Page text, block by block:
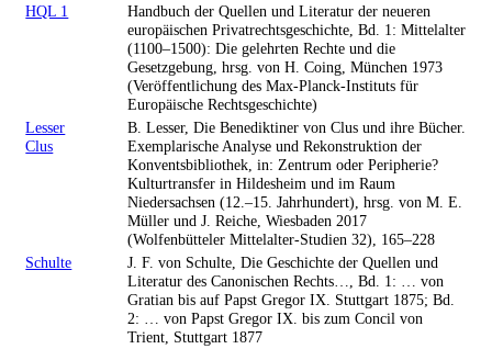
HQL 1
Handbuch der Quellen und Literatur der neueren
europäischen Privatrechtsgeschichte, Bd. 1: Mittelalter
(1100–1500): Die gelehrten Rechte und die
Gesetzgebung, hrsg. von H. Coing, München 1973
(Veröffentlichung des Max-Planck-Instituts für
Europäische Rechtsgeschichte)
Lesser
Clus
B. Lesser, Die Benediktiner von Clus und ihre Bücher.
Exemplarische Analyse und Rekonstruktion der
Konventsbibliothek, in: Zentrum oder Peripherie?
Kulturtransfer in Hildesheim und im Raum
Niedersachsen (12.–15. Jahrhundert), hrsg. von M. E.
Müller und J. Reiche, Wiesbaden 2017
(Wolfenbütteler Mittelalter-Studien 32), 165–228
Schulte
J. F. von Schulte, Die Geschichte der Quellen und
Literatur des Canonischen Rechts…, Bd. 1: … von
Gratian bis auf Papst Gregor IX. Stuttgart 1875; Bd.
2: … von Papst Gregor IX. bis zum Concil von
Trient, Stuttgart 1877